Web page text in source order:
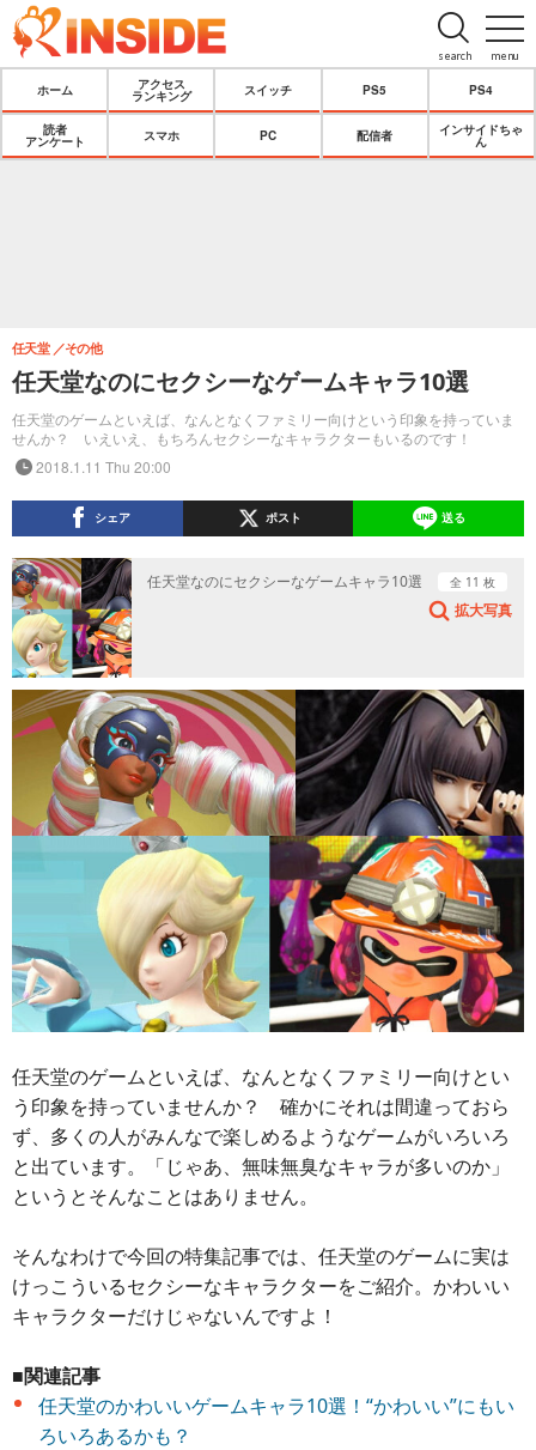
menu
search
ホーム
アクセス
ランキング
スイッチ PS5 PS4
読者
アンケート
スマホ PC 配信者
インサイドちゃ
ん
任天堂なのにセクシーなゲームキャラ10選
任天堂のゲームといえば、なんとなくファミリー向けという印象を持っていま
せんか？ いえいえ、もちろんセクシーなキャラクターもいるのです！
任天堂 その他
2018.1.11 Thu 20:00
シェア ポスト 送る
任天堂なのにセクシーなゲームキャラ10選 全 11 枚
拡大写真
任天堂のゲームといえば、なんとなくファミリー向けとい
う印象を持っていませんか？ 確かにそれは間違っておら
ず、多くの人がみんなで楽しめるようなゲームがいろいろ
と出ています。「じゃあ、無味無臭なキャラが多いのか」
というとそんなことはありません。
そんなわけで今回の特集記事では、任天堂のゲームに実は
けっこういるセクシーなキャラクターをご紹介。かわいい
キャラクターだけじゃないんですよ！
■関連記事
任天堂のかわいいゲームキャラ10選！“かわいい”にもい
ろいろあるかも？